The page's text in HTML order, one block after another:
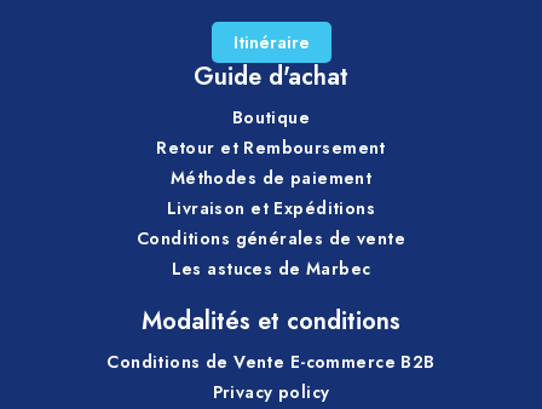
Itinéraire
Guide d'achat
Boutique
Retour et Remboursement
Méthodes de paiement
Livraison et Expéditions
Conditions générales de vente
Les astuces de Marbec
Modalités et conditions
Conditions de Vente E-commerce B2B
Privacy policy